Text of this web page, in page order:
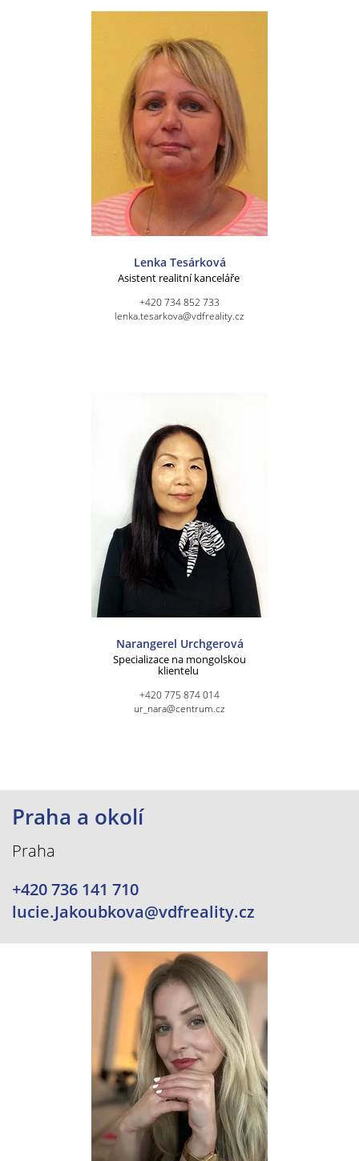
Lenka Tesárková
Asistent realitní kanceláře
+420 734 852 733
lenka.tesarkova@vdfreality.cz
Narangerel Urchgerová
Specializace na mongolskou
klientelu
+420 775 874 014
ur_nara@centrum.cz
Praha a okolí
Praha
+420 736 141 710
lucie.Jakoubkova@vdfreality.cz